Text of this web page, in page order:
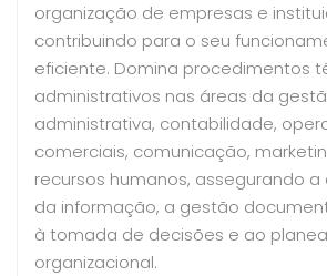
organização de empresas e
contribuindo para o seu
eficiente. Domina procedimentos
administrativos nas áreas da
administrativa, contabilidade,
comerciais, comunicação,
recursos humanos, assegurando a
da informação, a gestão
à tomada de decisões e ao
organizacional.